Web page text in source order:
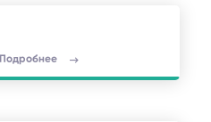
Подробнее